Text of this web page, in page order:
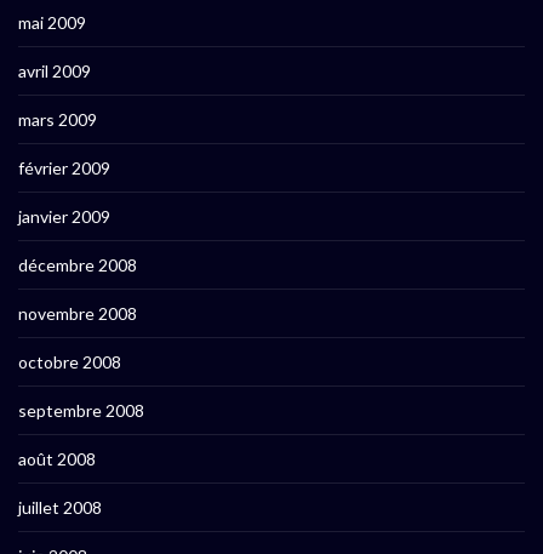
mai 2009
avril 2009
mars 2009
février 2009
janvier 2009
décembre 2008
novembre 2008
octobre 2008
septembre 2008
août 2008
juillet 2008